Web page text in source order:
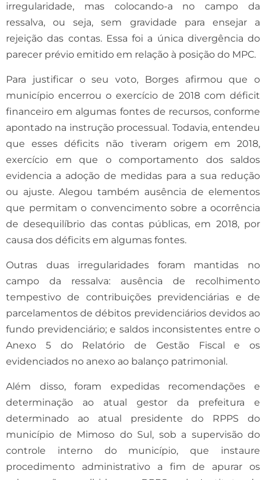
irregularidade, mas colocando-a no campo da
ressalva, ou seja, sem gravidade para ensejar a
rejeição das contas. Essa foi a única divergência do
parecer prévio emitido em relação à posição do MPC.
Para justificar o seu voto, Borges afirmou que o
município encerrou o exercício de 2018 com déficit
financeiro em algumas fontes de recursos, conforme
apontado na instrução processual. Todavia, entendeu
que esses déficits não tiveram origem em 2018,
exercício em que o comportamento dos saldos
evidencia a adoção de medidas para a sua redução
ou ajuste. Alegou também ausência de elementos
que permitam o convencimento sobre a ocorrência
de desequilíbrio das contas públicas, em 2018, por
causa dos déficits em algumas fontes.
Outras duas irregularidades foram mantidas no
campo da ressalva: ausência de recolhimento
tempestivo de contribuições previdenciárias e de
parcelamentos de débitos previdenciários devidos ao
fundo previdenciário; e saldos inconsistentes entre o
Anexo 5 do Relatório de Gestão Fiscal e os
evidenciados no anexo ao balanço patrimonial.
Além disso, foram expedidas recomendações e
determinação ao atual gestor da prefeitura e
determinado ao atual presidente do RPPS do
município de Mimoso do Sul, sob a supervisão do
controle interno do município, que instaure
procedimento administrativo a fim de apurar os